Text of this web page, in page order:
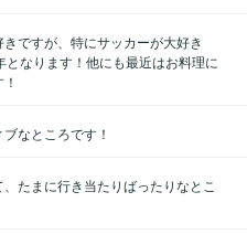
ですが、特にサッカーが大好き
となります！他にも最近はお料理に
なところです！
たまに行き当たりばったりなとこ